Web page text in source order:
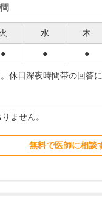
火 水 木
● ● ●
休日深夜時間帯の回答
ません。
無料で医師に相談